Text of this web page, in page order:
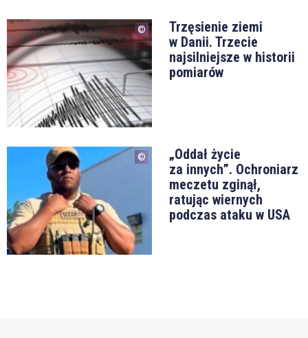
Trzęsienie ziemi
w Danii. Trzecie
najsilniejsze w historii
pomiarów
„Oddał życie
za innych”. Ochroniarz
meczetu zginął,
ratując wiernych
podczas ataku w USA